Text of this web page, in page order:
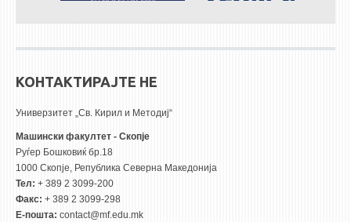
КОНТАКТИРАЈТЕ НЕ
Универзитет „Св. Кирил и Методиј“
Машински факултет - Скопје
Руѓер Бошковиќ бр.18
1000 Скопје, Република Северна Македонија
Тел: + 389 2 3099-200
Факс: + 389 2 3099-298
Е-пошта: contact@mf.edu.mk